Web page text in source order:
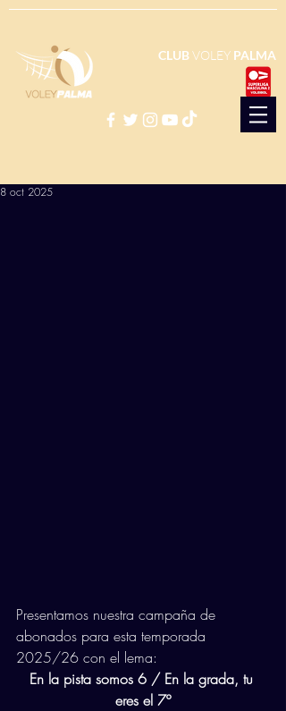
CLUBVOLEY PALMA
8 oct 2025
Presentamos nuestra campaña de
abonados para esta temporada
2025/26 con el lema:
En la pista somos 6 / En la grada, tu
eres el 7º